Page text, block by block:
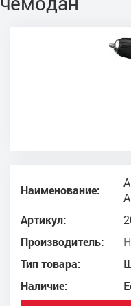
Наименование:
Артикул:
Производитель:
Тип товара:
Наличие: